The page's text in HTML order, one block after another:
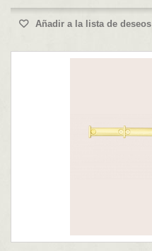
Añadir a la lista de deseos